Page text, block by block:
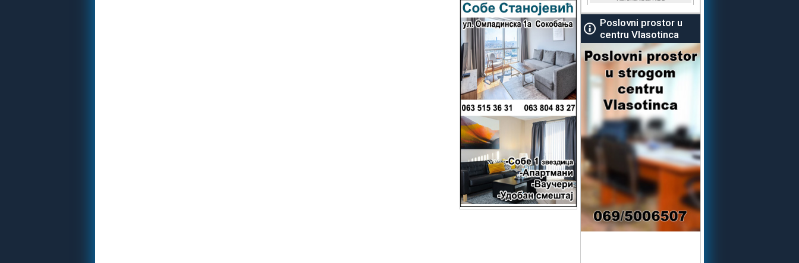
Poslovni prostor u
centru Vlasotinca